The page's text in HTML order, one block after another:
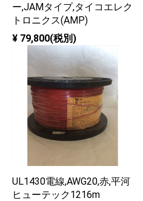
ー,JAMタイプ,タイコエレク
トロニクス(AMP)
¥ 79,800(税別)
UL1430電線,AWG20,赤,平河
ヒューテック1216m